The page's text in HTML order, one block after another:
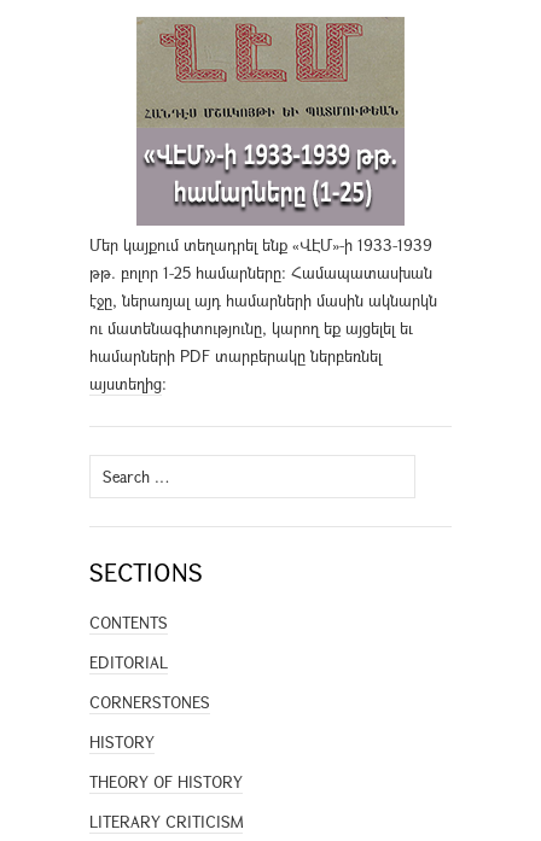
Մեր կայքում տեղադրել ենք «ՎԷՄ»-ի 1933-1939
թթ. բոլոր 1-25 համարները։ Համապատասխան
էջը, ներառյալ այդ համարների մասին ակնարկն
ու մատենագիտությունը, կարող եք այցելել եւ
համարների PDF տարբերակը ներբեռնել
այստեղից։
Search
for:
SECTIONS
CONTENTS
EDITORIAL
CORNERSTONES
HISTORY
THEORY OF HISTORY
LITERARY CRITICISM